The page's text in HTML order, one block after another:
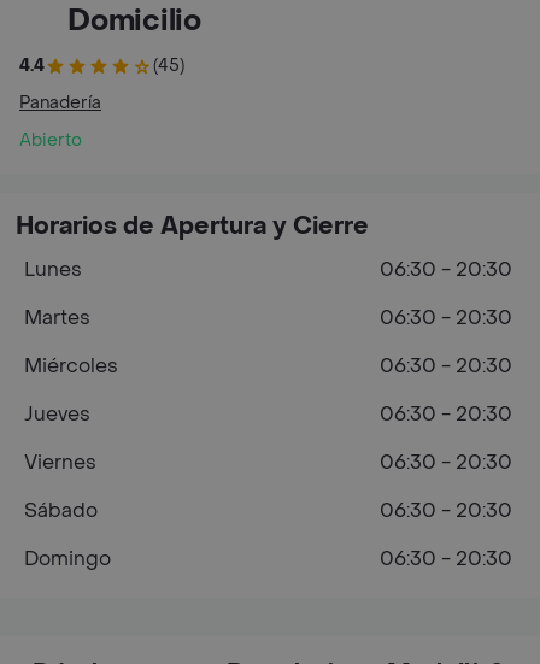
Domicilio
4.4
(45)
Panadería
Abierto
Horarios de Apertura y Cierre
Lunes
06:30 - 20:30
Martes
06:30 - 20:30
Miércoles
06:30 - 20:30
Jueves
06:30 - 20:30
Viernes
06:30 - 20:30
Sábado
06:30 - 20:30
Domingo
06:30 - 20:30